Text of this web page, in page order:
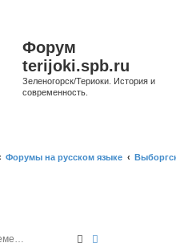
Форум
terijoki.spb.ru
Зеленогорск/Териоки. История и
современность.
Форумы на русском языке
Поиск